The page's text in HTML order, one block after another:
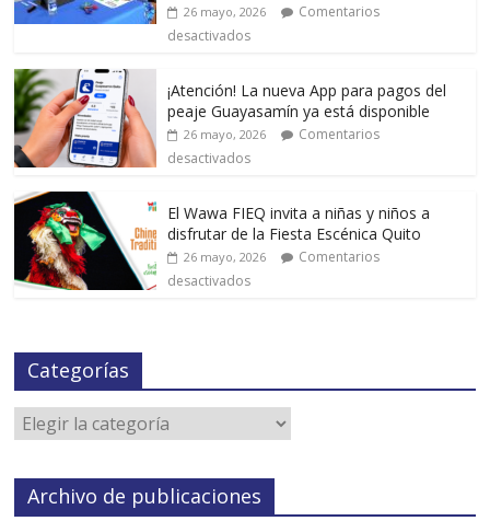
26 mayo, 2026
Comentarios
desactivados
¡Atención! La nueva App para pagos del
peaje Guayasamín ya está disponible
26 mayo, 2026
Comentarios
desactivados
El Wawa FIEQ invita a niñas y niños a
disfrutar de la Fiesta Escénica Quito
26 mayo, 2026
Comentarios
desactivados
Categorías
Archivo de publicaciones